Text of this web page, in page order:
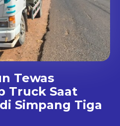
Tewas
Truck Saat
Simpang Tiga